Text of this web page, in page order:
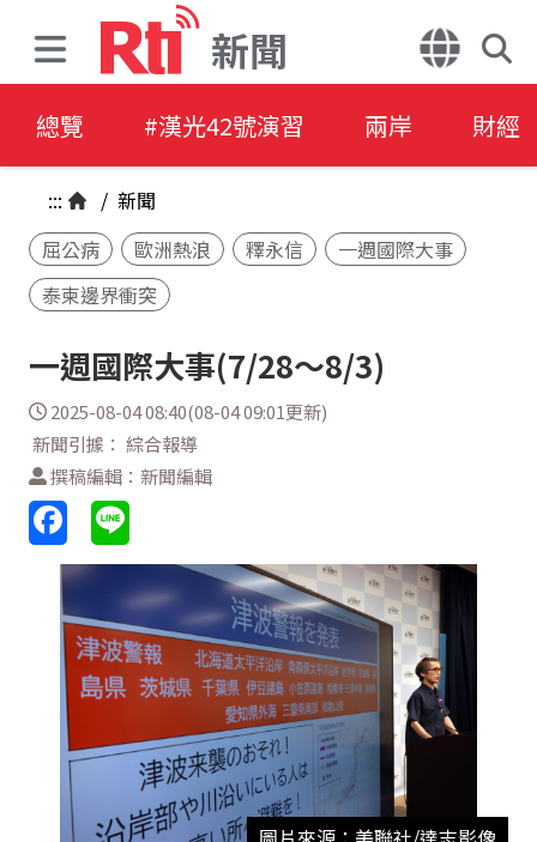
新聞
總覽 #漢光42號演習 兩岸 財經
::: / 新聞
屈公病
歐洲熱浪 釋永信
一週國際大事
泰柬邊界衝突
一週國際大事(7/28～8/3)
2025-08-04 08:40(08-04 09:01更新)
新聞引據： 綜合報導
撰稿編輯：新聞編輯